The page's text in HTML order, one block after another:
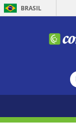
BRASIL